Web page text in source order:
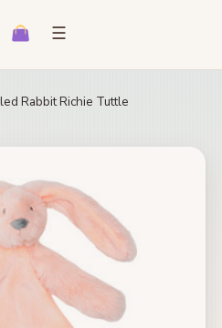
☰
Rabbit Richie Tuttle